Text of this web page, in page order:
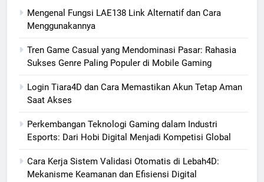
Mengenal Fungsi LAE138 Link Alternatif dan Cara
Menggunakannya
Tren Game Casual yang Mendominasi Pasar: Rahasia
Sukses Genre Paling Populer di Mobile Gaming
Login Tiara4D dan Cara Memastikan Akun Tetap Aman
Saat Akses
Perkembangan Teknologi Gaming dalam Industri
Esports: Dari Hobi Digital Menjadi Kompetisi Global
Cara Kerja Sistem Validasi Otomatis di Lebah4D:
Mekanisme Keamanan dan Efisiensi Digital